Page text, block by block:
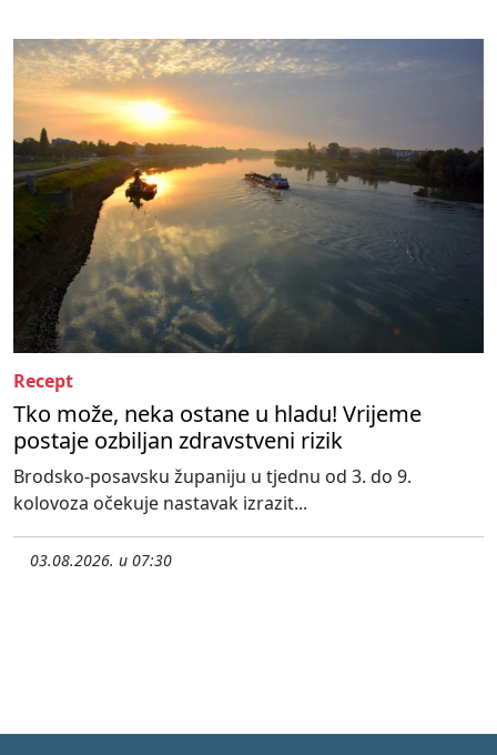
Recept
Tko može, neka ostane u hladu! Vrijeme
postaje ozbiljan zdravstveni rizik
Brodsko-posavsku županiju u tjednu od 3. do 9.
kolovoza očekuje nastavak izrazit...
03.08.2026. u 07:30